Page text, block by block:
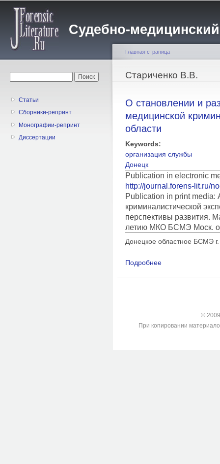
Судебно-
Статьи
Сборники-репринт
Монографии-репринт
Диссертации
Вы здесь
Главная страница
Стариченко В.В.
О становлении и
медицинской
области
Keywords:
организация службы
Донецк
Publication in electronic
http://journal.forens-lit.ru/
Publication in print media:
криминалистической
перспективы развития.
летию МКО БСМЭ Моск.
Донецкое областное БСМЭ
Подробнее
©
При копировании